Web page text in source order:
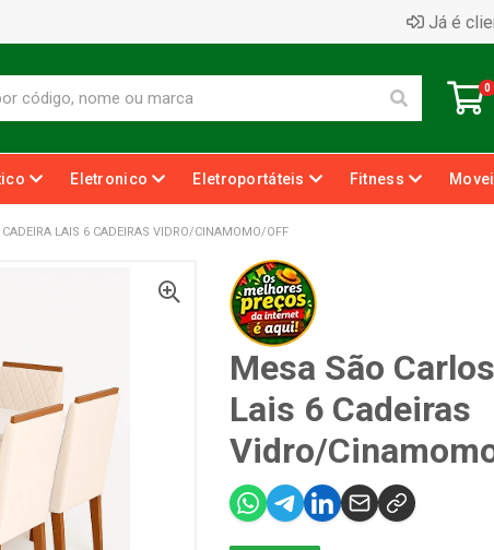
Já é
0
Eletronico Eletroportáteis Fitness
LAIS 6 CADEIRAS VIDRO/CINAMOMO/OFF
Mesa São
Lais 6 Cadeiras
Vidro/